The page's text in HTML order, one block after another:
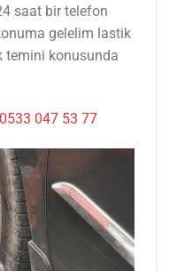
saat bir telefon
gelelim lastik
temini konusunda
0533 047 53 77